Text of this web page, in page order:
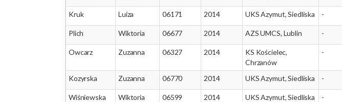
Kruk Luiza 06171 2014 UKS Azymut, Siedliska -
Plich Wiktoria 06677 2014 AZS UMCS, Lublin -
Owcarz Zuzanna 06327 2014
KS Kościelec,
Chrzanów
-
Kozyrska Zuzanna 06770 2014 UKS Azymut, Siedliska -
Wiśniewska Wiktoria 06599 2014 UKS Azymut, Siedliska -